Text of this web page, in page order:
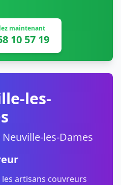
maintenant
10 57 19
les-
Neuville-les-Dames
les artisans couvreurs